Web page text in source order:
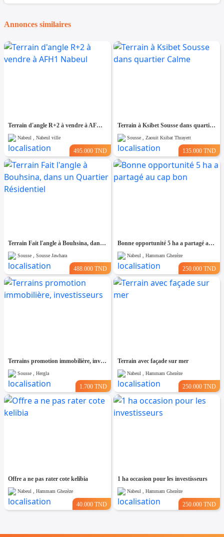
Annonces similaires
Terrain d'angle R+2 à vendre à AFH1 Nabeul
Nabeul , Nabeul ville
495.000 TND
Terrain à Ksibet Sousse dans quartier Calme
Sousse , Zaouit Ksibat Thrayett
135.000 TND
Terrain Fait l'angle à Bouhsina, dans un Quartier Résidentiel
Sousse , Sousse Jawhara
488.000 TND
Bonne opportunité 5 ha a partagé au cap bon
Nabeul , Hammam Ghezèze
250.000 TND
Terrains promotion immobilière, investisseurs
Sousse , Hergla
1.700 TND
Terrain avec façade sur mer
Nabeul , Hammam Ghezèze
250.000 TND
Offre a ne pas rater cote kelibia
Nabeul , Hammam Ghezèze
40.000 TND
1 ha occasion pour les investisseurs
Nabeul , Hammam Ghezèze
250.000 TND